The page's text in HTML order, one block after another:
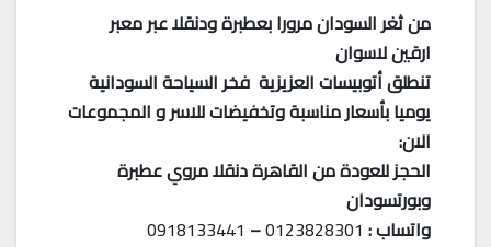
من ثغر السودان مرورا بعطبرة ودنقلا عبر معبر
ارقين لاسوان
تنطلق أتوبيسات العزيزية فخر السياحة السودانية
يوميا بأسعار مناسبة وتخفيضات للاسر و المجموعات
الان:
الحجز للعودة من القاهرة دنقلا مروي عطبرة
وبورتسودان
واتساب : 0123828301
–
0918133441